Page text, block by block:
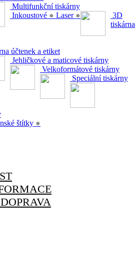
Multifunkční tiskárny
Inkoustové ● Laser ●
3D
tiskárna
účtenek a etiket
Jehličkové a maticové tiskárny
Velkoformátové tiskárny
Speciální tiskárny
štítky ●